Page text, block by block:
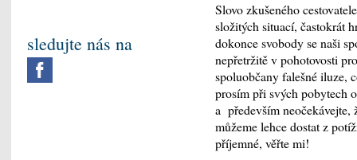
Slovo zkušeného
složitých situací, častokrát
dokonce svobody se naši
nepřetržitě v pohotovosti
spoluobčany falešné iluze,
prosím při svých pobytech
a především neočekávejte,
můžeme lehce dostat z
příjemné, věřte mi!
sledujte nás na